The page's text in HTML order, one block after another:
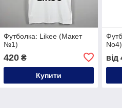
Футболка: Likee (Макет
№1)
420₴
Купити
No4)
від